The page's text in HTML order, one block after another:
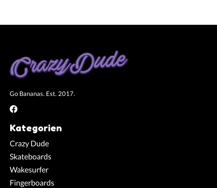
Go Bananas. Est. 2017.
Kategorien
Crazy Dude
Skateboards
Wakesurfer
Fingerboards